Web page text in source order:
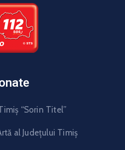
“Sorin Titel”
al Judeţului Timiş